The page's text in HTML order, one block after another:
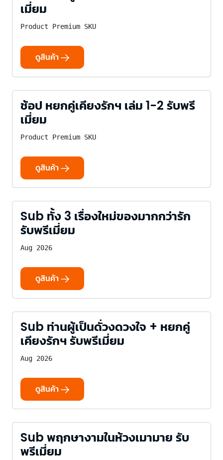
เมี่ยม
Product Premium SKU
ดูสินค้า
ช้อป หยกคู่เคียงรักฯ เล่ม 1-2 รับพรี
เมี่ยม
Product Premium SKU
ดูสินค้า
Sub ทั้ง 3 เรื่องใหม่ของมากกว่ารัก
รับพรีเมี่ยม
Aug 2026
ดูสินค้า
Sub ท่านผู้เป็นดั่วงดวงใจ + หยกคู่
เคียงรักฯ รับพรีเมี่ยม
Aug 2026
ดูสินค้า
Sub พฤกษางามในห้วงเมามาย รับ
พรีเมี่ยม